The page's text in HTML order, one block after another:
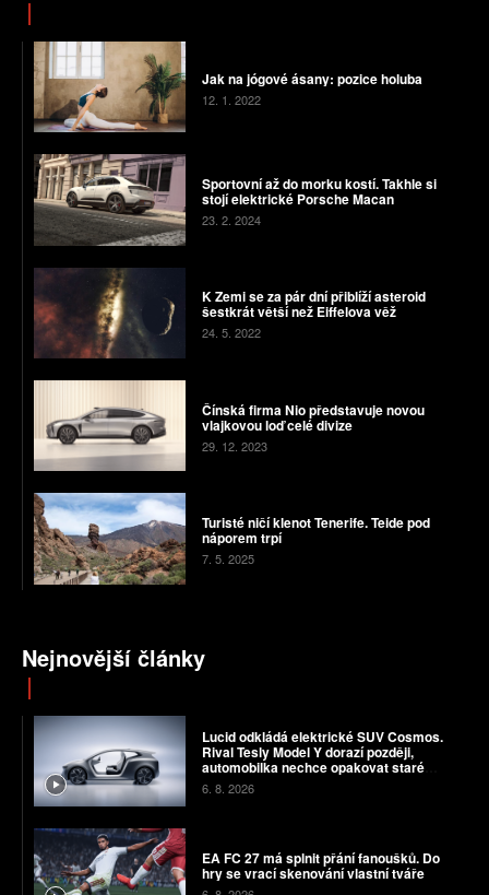
Jak na jógové ásany: pozice holuba
12. 1. 2022
Sportovní až do morku kostí. Takhle si
stojí elektrické Porsche Macan
23. 2. 2024
K Zemi se za pár dní přiblíží asteroid
šestkrát větší než Eiffelova věž
24. 5. 2022
Čínská firma Nio představuje novou
vlajkovou loď celé divize
29. 12. 2023
Turisté ničí klenot Tenerife. Teide pod
náporem trpí
7. 5. 2025
Nejnovější články
Lucid odkládá elektrické SUV Cosmos.
Rival Tesly Model Y dorazí později,
automobilka nechce opakovat staré
chyby
6. 8. 2026
EA FC 27 má splnit přání fanoušků. Do
hry se vrací skenování vlastní tváře